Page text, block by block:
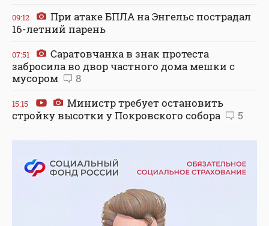
09:12
При атаке БПЛА на Энгельс пострадал
16-летний парень
07:51
Саратовчанка в знак протеста
забросила во двор частного дома мешки с
мусором
8
15:15
Министр требует остановить
стройку высотки у Покровского собора
5